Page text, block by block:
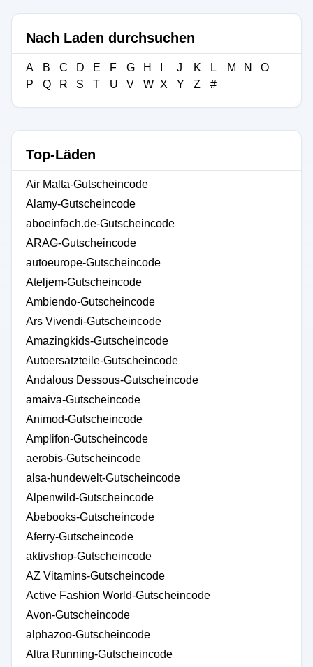
Nach Laden durchsuchen
A B C D E F G H J K L M N
O
P
Q R S T U V W X Y Z #
Top-Läden
Air Malta-Gutscheincode
Alamy-Gutscheincode
aboeinfach.de-Gutscheincode
ARAG-Gutscheincode
autoeurope-Gutscheincode
Ateljem-Gutscheincode
Ambiendo-Gutscheincode
Ars Vivendi-Gutscheincode
Amazingkids-Gutscheincode
Autoersatzteile-Gutscheincode
Andalous Dessous-Gutscheincode
amaiva-Gutscheincode
Animod-Gutscheincode
Amplifon-Gutscheincode
aerobis-Gutscheincode
alsa-hundewelt-Gutscheincode
Alpenwild-Gutscheincode
Abebooks-Gutscheincode
Aferry-Gutscheincode
aktivshop-Gutscheincode
AZ Vitamins-Gutscheincode
Active Fashion World-Gutscheincode
Avon-Gutscheincode
alphazoo-Gutscheincode
Altra Running-Gutscheincode